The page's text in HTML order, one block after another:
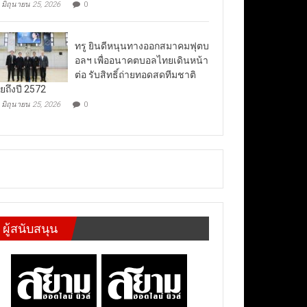
มิถุนายน 25, 2026 0
ทรู ยินดีหนุนทางออกสมาคมฟุตบ
อลฯ เพื่ออนาคตบอลไทยเดินหน้า
ต่อ รับสิทธิ์ถ่ายทอดสดทีมชาติ
ถึงปี 2572
มิถุนายน 25, 2026 0
ผู้สนับสนุน